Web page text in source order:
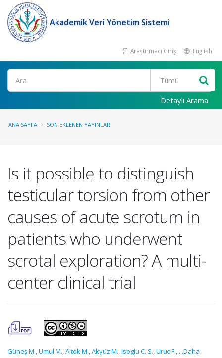
Akademik Veri Yönetim Sistemi
Araştırmacı Girişi English
Ara
Detaylı Arama
ANA SAYFA SON EKLENEN YAYINLAR
Is it possible to distinguish
testicular torsion from other
causes of acute scrotum in
patients who underwent
scrotal exploration? A multi-
center clinical trial
Güneş M.,Umul M.,Altok M.,Akyüz M.,Isoglu C. S.,Uruc F., ...Daha